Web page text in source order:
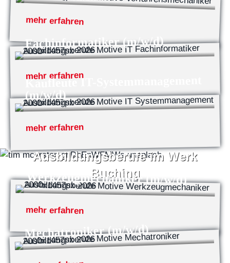
mehr erfahren
Fachinformatiker (m/w/d)
mehr erfahren
Kaufleute IT-Systemmanagement
(m/w/d)
mehr erfahren
Ausbildungsberufe im Werk
Buching
Werkzeugmechaniker (m/w/d)
mehr erfahren
Mechatroniker (m/w/d)